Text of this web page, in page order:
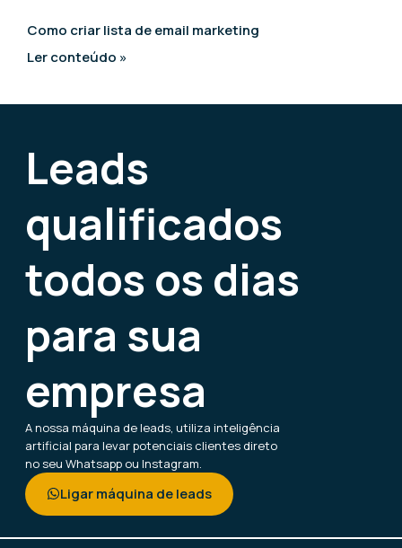
Como criar lista de email marketing
Ler conteúdo »
Leads
qualificados
todos os dias
para sua
empresa
A nossa máquina de leads, utiliza inteligência
artificial para levar potenciais clientes direto
no seu Whatsapp ou Instagram.
Ligar máquina de leads